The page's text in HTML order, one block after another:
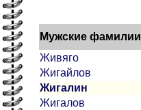
Мужские фамилии
Живяго
Жигайлов
Жигалин
Жигалов